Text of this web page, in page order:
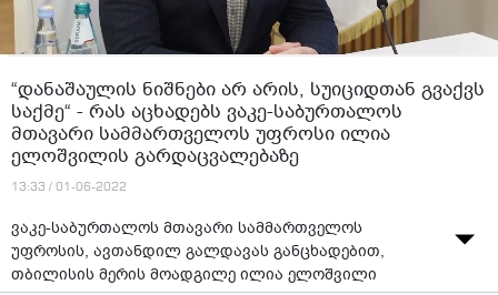
“დანაშაულის ნიშნები არ არის, სუიციდთან გვაქვს
საქმე“ - რას აცხადებს ვაკე-საბურთალოს
მთავარი სამმართველოს უფროსი ილია
ელოშვილის გარდაცვალებაზე
13:33 / 01-06-2022
ვაკე-საბურთალოს მთავარი სამმართველოს
უფროსის, ავთანდილ გალდავას განცხადებით,
თბილისის მერის მოადგილე ილია ელოშვილი